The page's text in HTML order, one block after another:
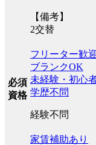
【備考】
2交替
必須
資格
フリーター歓迎
ブランクOK
未経験・初心
学歴不問
経験不問
家賃補助あり